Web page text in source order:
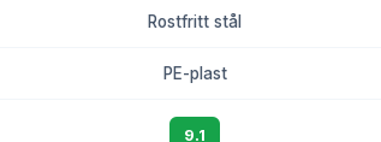
Rostfritt stål
PE-plast
9.1